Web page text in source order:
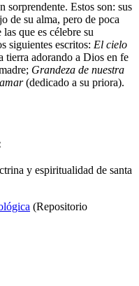
sorprendente. Estos son: sus
de su alma, pero de poca
las que es célebre su
siguientes escritos: El cielo
tierra adorando a Dios en fe
Grandeza de nuestra
(dedicado a su priora).
y espiritualidad de santa
(Repositorio